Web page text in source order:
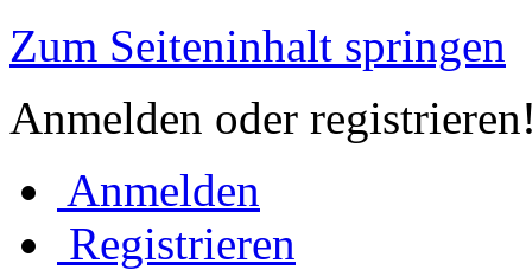
Zum Seiteninhalt springen
Anmelden oder
Anmelden
Registrieren